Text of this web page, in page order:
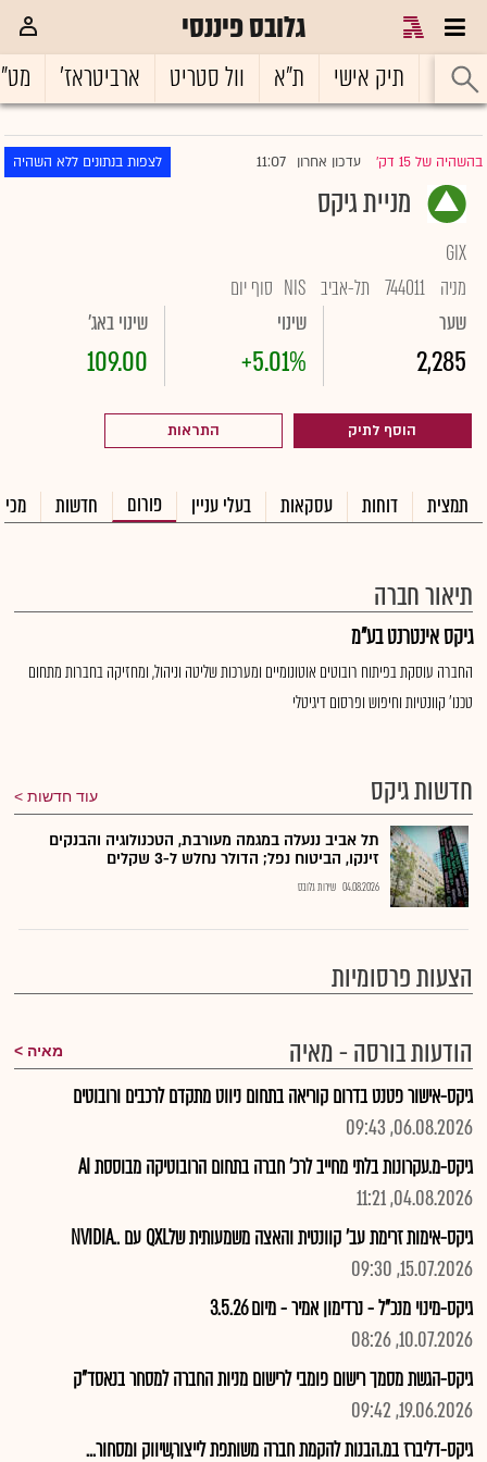
גלובס פיננסי
ראשי תיק אישי ת"א וול סטריט ארביטראז'
בהשהיה של 15 דק' |עדכון אחרון 11:07 לצפות בנתונים ללא השהיה
מניית גיקס
GIX
מניה 744011 תל-אביב NIS סוף יום
שער
2,285
שינוי
+5.01%
שינוי באג'
109.00
הוסף לתיק התראות
תמצית דוחות עסקאות בעלי עניין פורום חדשות
תיאור חברה
גיקס אינטרנט בע"מ
החברה עוסקת בפיתוח רובוטים אוטונומיים ומערכות שליטה וניהול, ומחזיקה בחברות מתחום
טכנו' קוונטיות וחיפוש ופרסום דיגיטלי
חדשות גיקס עוד חדשות
תל אביב ננעלה במגמה מעורבת, הטכנולוגיה והבנקים
זינקו, הביטוח נפל; הדולר נחלש ל-3 שקלים
04.08.2026 שירות גלובס
הצעות פרסומיות
הודעות בורסה - מאיה
מאיה
גיקס-אישור פטנט בדרום קוריאה בתחום ניווט מתקדם לרכבים ורובוטים
06.08.2026, 09:43
גיקס-מ.עקרונות בלתי מחייב לרכ' חברה בתחום הרובוטיקה מבוססת AI
04.08.2026, 11:21
גיקס-אימות זרימת עב' קוונטית והאצה משמעותית שלQXL עם ..NVIDIA
15.07.2026, 09:30
גיקס-מינוי מנכ"ל - נרדימון אמיר - מיום 3.5.26
10.07.2026, 08:26
גיקס-הגשת מסמך רישום פומבי לרישום מניות החברה למסחר בנאסד"ק
19.06.2026, 09:42
גיקס-דליברז במ.הבנות להקמת חברה משותפת לייצור,שיווק ומסחור...